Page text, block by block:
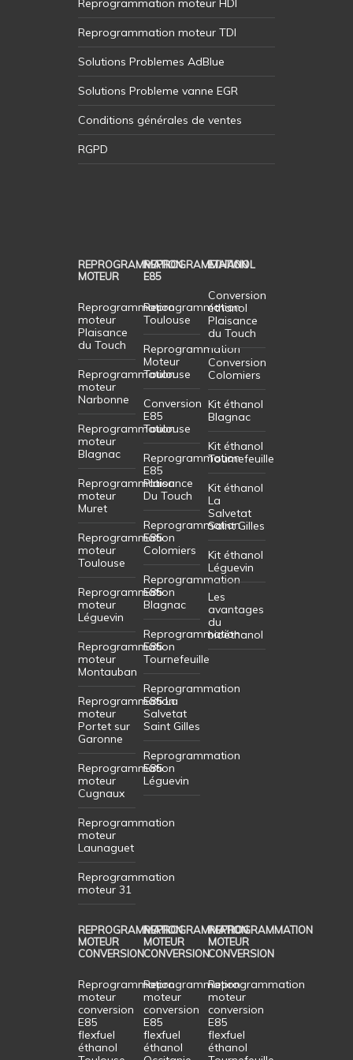
Reprogrammation moteur HDI
Reprogrammation moteur TDI
Solutions Problemes AdBlue
Solutions Probleme vanne EGR
Conditions générales de ventes
RGPD
REPROGRAMMATION
MOTEUR
Reprogrammation
moteur
Plaisance
du Touch
Reprogrammation
moteur
Narbonne
Reprogrammation
moteur
Blagnac
Reprogrammation
moteur
Muret
Reprogrammation
moteur
Toulouse
Reprogrammation
moteur
Léguevin
Reprogrammation
moteur
Montauban
Reprogrammation
moteur
Portet sur
Garonne
Reprogrammation
moteur
Cugnaux
Reprogrammation
moteur
Launaguet
Reprogrammation
moteur 31
REPROGRAMMATION
E85
Reprogrammation
Toulouse
Reprogrammation
Moteur
Toulouse
Conversion
E85
Toulouse
Reprogrammation
E85
Plaisance
Du Touch
Reprogrammation
E85
Colomiers
Reprogrammation
E85
Blagnac
Reprogrammation
E85
Tournefeuille
Reprogrammation
E85 La
Salvetat
Saint Gilles
Reprogrammation
E85
Léguevin
ETHANOL
Conversion
éthanol
Plaisance
du Touch
Conversion
Colomiers
Kit éthanol
Blagnac
Kit éthanol
Tournefeuille
Kit éthanol
La
Salvetat
Saint Gilles
Kit éthanol
Léguevin
Les
avantages
du
bioéthanol
REPROGRAMMATION
MOTEUR
CONVERSION
Reprogrammation
moteur
conversion
E85
flexfuel
éthanol
REPROGRAMMATION
MOTEUR
CONVERSION
Reprogrammation
moteur
conversion
E85
flexfuel
éthanol
REPROGRAMMATION
MOTEUR
CONVERSION
Reprogrammation
moteur
conversion
E85
flexfuel
éthanol